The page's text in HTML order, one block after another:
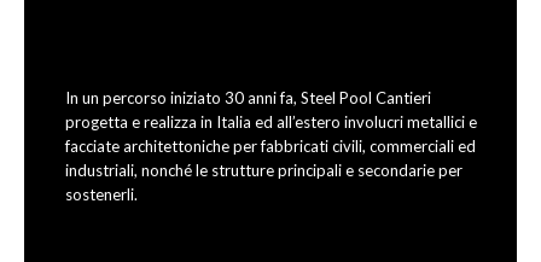
In un percorso iniziato 30 anni fa, Steel Pool Cantieri
progetta e realizza in Italia ed all’estero involucri metallici e
facciate architettoniche per fabbricati civili, commerciali ed
industriali, nonché le strutture principali e secondarie per
sostenerli.